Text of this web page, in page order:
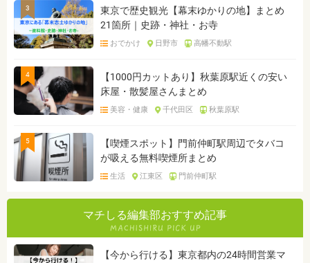
3
東京で歴史観光【幕末ゆかりの地】まとめ
21箇所｜史跡・神社・お寺
おでかけ 日野市 高幡不動駅
4
【1000円カットあり】秋葉原駅近くの安い
床屋・散髪屋さんまとめ
美容・健康 千代田区 秋葉原駅
5
【喫煙スポット】門前仲町駅周辺でタバコ
が吸える無料喫煙所まとめ
生活 江東区 門前仲町駅
マチしる編集部おすすめ記事
【今から行ける】東京都内の24時間営業マ